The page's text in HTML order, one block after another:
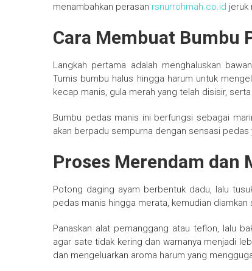
menambahkan perasan rsnurrohmah.co.id jeruk
Cara Membuat Bumbu
Langkah pertama adalah menghaluskan
Tumis bumbu halus hingga harum untuk
kecap manis, gula merah yang telah disisir,
Bumbu pedas manis ini berfungsi sebagai
akan berpadu sempurna dengan sensasi
Proses Merendam dan
Potong daging ayam berbentuk dadu, lalu
pedas manis hingga merata, kemudian
Panaskan alat pemanggang atau teflon, lalu
agar sate tidak kering dan warnanya menjadi
dan mengeluarkan aroma harum yang